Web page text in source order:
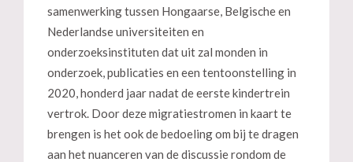
samenwerking tussen Hongaarse, Belgische en
Nederlandse universiteiten en
onderzoeksinstituten dat uit zal monden in
onderzoek, publicaties en een tentoonstelling in
2020, honderd jaar nadat de eerste kindertrein
vertrok. Door deze migratiestromen in kaart te
brengen is het ook de bedoeling om bij te dragen
aan het nuanceren van de discussie rondom de